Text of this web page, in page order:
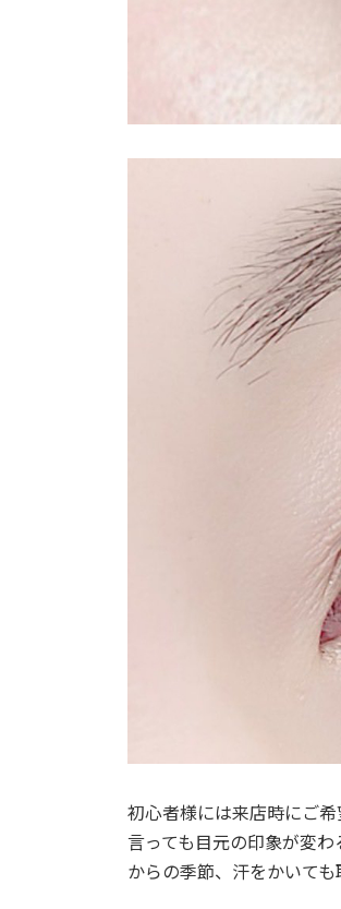
初心者様には来店時にご
言っても目元の印象が変わ
からの季節、汗をかいて